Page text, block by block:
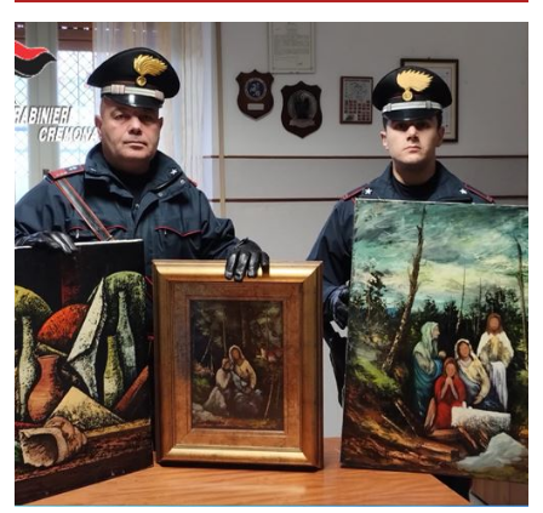
CULTURA
LA STORIA
SPETTACOLI
L'EDITORIALE
SEZIONI
CERCA